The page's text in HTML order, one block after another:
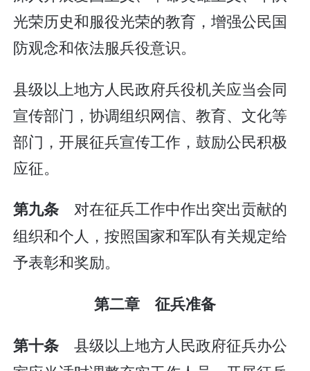
光荣历史和服役光荣的教育，增强公民国
防观念和依法服兵役意识。
县级以上地方人民政府兵役机关应当会同
宣传部门，协调组织网信、教育、文化等
部门，开展征兵宣传工作，鼓励公民积极
应征。
第九条 对在征兵工作中作出突出贡献的
组织和个人，按照国家和军队有关规定给
予表彰和奖励。
第二章 征兵准备
第十条 县级以上地方人民政府征兵办公